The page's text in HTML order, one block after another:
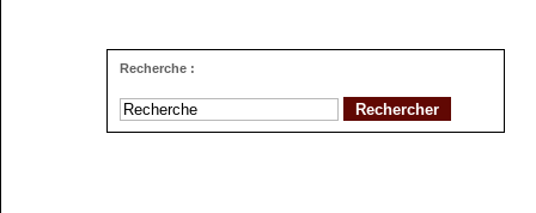
Recherche :